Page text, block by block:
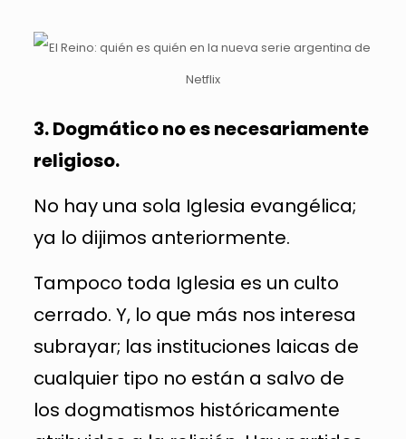
3. Dogmático no es necesariamente
religioso.
No hay una sola Iglesia evangélica;
ya lo dijimos anteriormente.
Tampoco toda Iglesia es un culto
cerrado. Y, lo que más nos interesa
subrayar; las instituciones laicas de
cualquier tipo no están a salvo de
los dogmatismos históricamente